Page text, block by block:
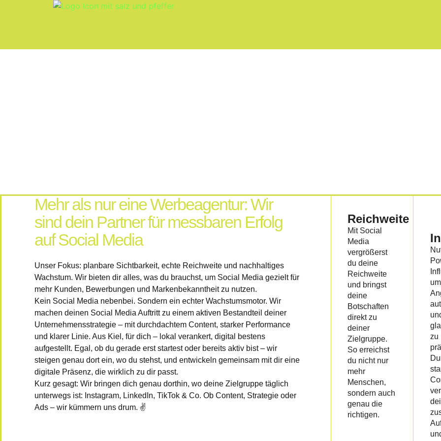
Mehr als nur eine Werbeagentur: Wir
sind dein Partner für messbaren Erfolg
auf Social Media
Unser Fokus: planbare Sichtbarkeit, echte Reichweite und nachhaltiges
Wachstum. Wir bieten dir alles, was du brauchst, um Social Media gezielt für
mehr Kunden, Bewerbungen und Markenbekanntheit zu nutzen.
Kein Social Media nebenbei. Sondern ein echter Wachstumsmotor. Wir
machen deinen Social Media Auftritt zu einem aktiven Bestandteil deiner
Unternehmensstrategie – mit durchdachtem Content, starker Performance
und klarer Linie. Aus Kiel, für dich – lokal verankert, digital bestens
aufgestellt. Egal, ob du gerade erst startest oder bereits aktiv bist – wir
steigen genau dort ein, wo du stehst, und entwickeln gemeinsam mit dir eine
digitale Präsenz, die wirklich zu dir passt.
Kurz gesagt: Wir bringen dich genau dorthin, wo deine Zielgruppe täglich
unterwegs ist: Instagram, LinkedIn, TikTok & Co. Ob Content, Strategie oder
Ads – wir kümmern uns drum. ✌️
Reichweite
Mit Social
Media
vergrößerst
du deine
Reichweite
und bringst
deine
Botschaften
direkt zu
deiner
Zielgruppe.
So erreichst
du nicht nur
mehr
Menschen,
sondern auch
genau die
richtigen.
zu